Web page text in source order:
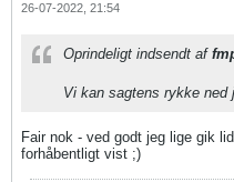
26-07-2022, 21:54
Oprindeligt indsendt af
Vi kan sagtens rykke
Fair nok - ved godt jeg lige gik
forhåbentligt vist ;)